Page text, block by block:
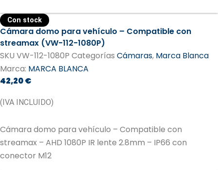
Con stock
Cámara domo para vehículo – Compatible con
streamax (VW-112-1080P)
SKU VW-112-1080P Categorías Cámaras, Marca Blanca
Marca: MARCA BLANCA
42,20€
(IVA INCLUIDO)
Cámara domo para vehículo – Compatible con
streamax – AHD 1080P IR lente 2.8mm – IP66 con
conector M12